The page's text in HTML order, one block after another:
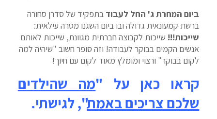
ביום המחרת ג' החל לעבוד בתפקיד של סדרן סחורה
ברשת קמעונאית גדולה ובו ביום השגנו מטרה עילאית:
שייכות!!! שייכות לקבוצה חברתית מגוונת, שייכות לאותם
אנשים הקמים בבוקר לעבודה! וזה סופר חשוב "שיהיה למה
לקום בבוקר" ורצוי ומומלץ מאוד לקום עם חיוך!
קראו כאן על "מה שהילדים
שלכם צריכים באמת", לגישתי.